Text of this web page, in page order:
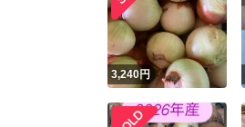
3,240円